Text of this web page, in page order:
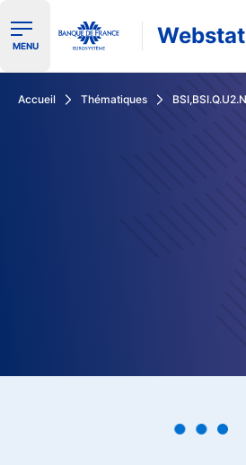
Ouvrir le menu de navigation
MENU Webstat
Accueil Thématiques